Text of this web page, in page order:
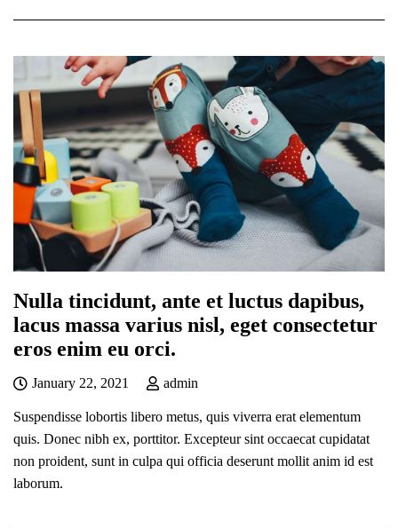
Nulla tincidunt, ante et luctus dapibus,
lacus massa varius nisl, eget consectetur
eros enim eu orci.
January 22, 2021 admin
Suspendisse lobortis libero metus, quis viverra erat elementum
quis. Donec nibh ex, porttitor. Excepteur sint occaecat cupidatat
non proident, sunt in culpa qui officia deserunt mollit anim id est
laborum.